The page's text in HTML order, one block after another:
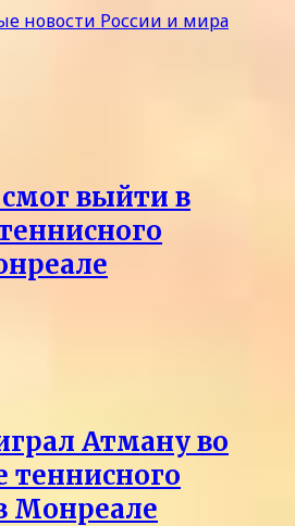
выйти в
Атману во
теннисного
Монреале